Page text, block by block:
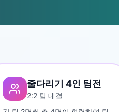
줄다리기 4인 팀전
2:2 팀 대결